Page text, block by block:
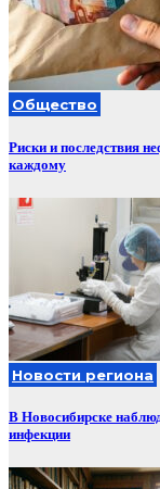
Общество
Риски и последствия
каждому
Новости региона
В Новосибирске
инфекции